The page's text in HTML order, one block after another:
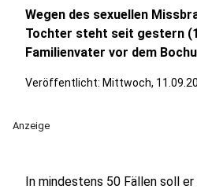
Wegen des sexuellen
Tochter steht seit gestern
Familienvater vor dem
Veröffentlicht: Mittwoch,
Anzeige
In mindestens 50 Fällen soll er